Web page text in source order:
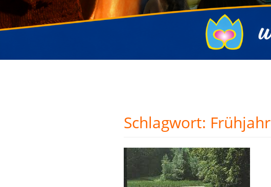
Schlagwort: Frühjahr